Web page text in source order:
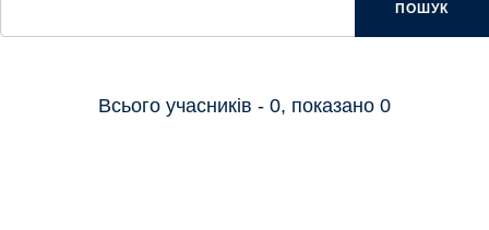
ПОШУК
Всього учасників - 0, показано 0